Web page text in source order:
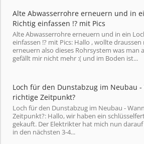
Alte Abwasserrohre erneuern und in
Richtig einfassen !? mit Pics
Alte Abwasserrohre erneuern und in ein
einfassen !? mit Pics: Hallo , wollte
erneuern also dieses Rohrsystem was man
gefällt mir nicht mehr :( und im Boden ist...
Loch für den Dunstabzug im Neubau
richtige Zeitpunkt?
Loch für den Dunstabzug im Neubau -
Zeitpunkt?: Hallo, wir haben ein
gekauft. Der Elektrikter hat mich nun
in den nächsten 3-4...